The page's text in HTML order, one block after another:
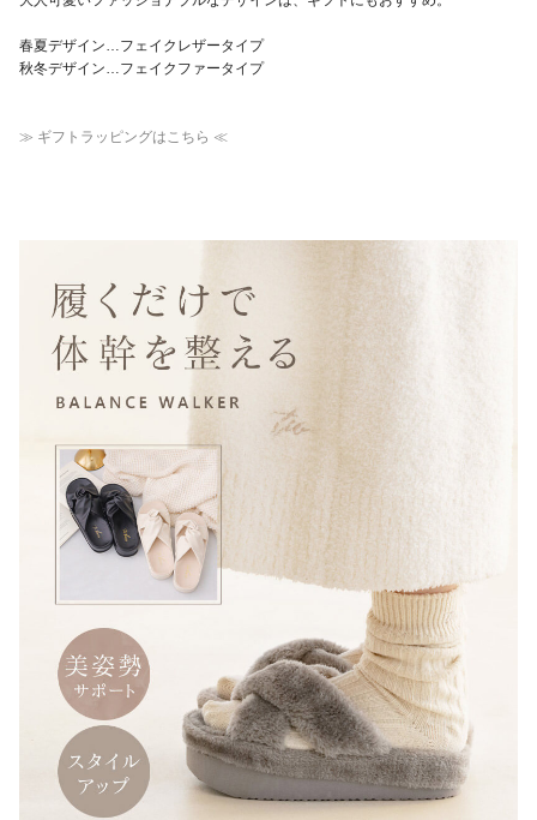
春夏デザイン…フェイクレザータイプ
秋冬デザイン…フェイクファータイプ
≫ ギフトラッピングはこちら ≪